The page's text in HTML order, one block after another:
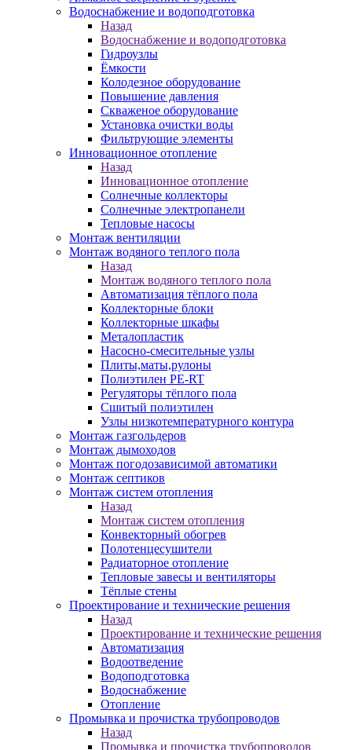
Водоснабжение и водоподготовка
Назад
Водоснабжение и водоподготовка
Гидроузлы
Ёмкости
Колодезное оборудование
Повышение давления
Скваженое оборудование
Установка очистки воды
Фильтрующие элементы
Инновационное отопление
Назад
Инновационное отопление
Солнечные коллекторы
Солнечные электропанели
Тепловые насосы
Монтаж вентиляции
Монтаж водяного теплого пола
Назад
Монтаж водяного теплого пола
Автоматизация тёплого пола
Коллекторные блоки
Коллекторные шкафы
Металопластик
Насосно-смесительные узлы
Плиты,маты,рулоны
Полиэтилен PE-RT
Регуляторы тёплого пола
Сшитый полиэтилен
Узлы низкотемпературного контура
Монтаж газгольдеров
Монтаж дымоходов
Монтаж погодозависимой автоматики
Монтаж септиков
Монтаж систем отопления
Назад
Монтаж систем отопления
Конвекторный обогрев
Полотенцесушители
Радиаторное отопление
Тепловые завесы и вентиляторы
Тёплые стены
Проектирование и технические решения
Назад
Проектирование и технические решения
Автоматизация
Водоотведение
Водоподготовка
Водоснабжение
Отопление
Промывка и прочистка трубопроводов
Назад
Промывка и прочистка трубопроводов